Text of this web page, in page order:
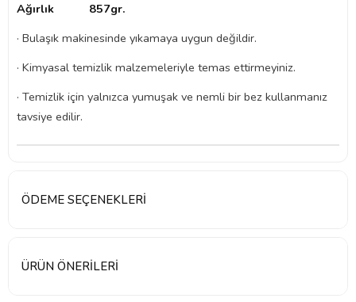
Ağırlık 857gr.
· Bulaşık makinesinde yıkamaya uygun değildir.
· Kimyasal temizlik malzemeleriyle temas ettirmeyiniz.
· Temizlik için yalnızca yumuşak ve nemli bir bez kullanmanız
tavsiye edilir.
ÖDEME SEÇENEKLERI
ÜRÜN ÖNERILERI